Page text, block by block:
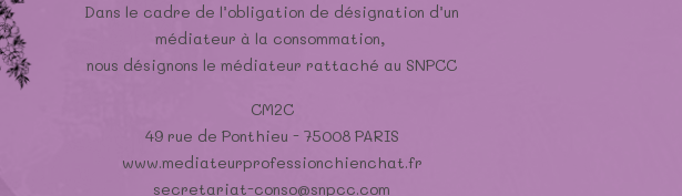
Dans le cadre de l’obligation de désignation d’un
médiateur à la consommation,
nous désignons le médiateur rattaché au SNPCC
CM2C
49 rue de Ponthieu - 75008 PARIS
www.mediateurprofessionchienchat.fr
secretariat-conso@snpcc.com